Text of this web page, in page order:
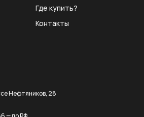
Нефтяников, 28
Где купить?
Контакты